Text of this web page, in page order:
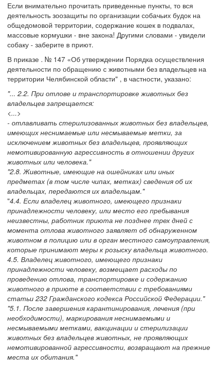
Если внимательно прочитать приведенные пункты, то вся
деятельность зоозащиты по организации собачьих будок на
общедомовой территории, содержание кошек в подвалах,
массовые кормушки - вне закона! Другими словами - увидели
собаку - заберите в приют.
В приказе . № 147 «Об утверждении Порядка осуществления
деятельности по обращению с животными без владельцев на
территории Челябинской области" , в частности, указано:
"... 2.2. При отлове и транспортировке животных без
владельцев запрещается:
<...>
- отлавливать стерилизованных животных без владельцев,
имеющих неснимаемые или несмываемые метки, за
исключением животных без владельцев, проявляющих
немотивированную агрессивность в отношении других
животных или человека."
"2.8. Животные, имеющие на ошейниках или иных
предметах (в том числе чипах, метках) сведения об их
владельцах, передаются их владельцам."
"4.4. Если владелец животного, имеющего признаки
принадлежности человеку, или место его пребывания
неизвестны, работник приюта не позднее трех дней с
момента отлова животного заявляет об обнаруженном
животном в полицию или в орган местного самоуправления,
которые принимают меры к розыску владельца животного.
4.5. Владелец животного, имеющего признаки
принадлежности человеку, возмещает расходы по
проведению отлова, транспортировке и содержанию
животного в приюте в соответствии с требованиями
статьи 232 Гражданского кодекса Российской Федерации."
"5.1. После завершения карантинирования, лечения (при
необходимости), маркирования неснимаемыми и
несмываемыми метками, вакцинации и стерилизации
животных без владельцев животных, не проявляющих
немотивированной агрессивности, возвращают на прежние
места их обитания."